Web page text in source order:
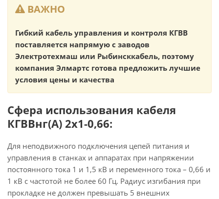
ВАЖНО
Гибкий кабель управления и контроля КГВВ
поставляется напрямую с заводов
Электротехмаш или Рыбинсккабель, поэтому
компания Элмартс готова предложить лучшие
условия цены и качества
Сфера использования кабеля
КГВВнг(А) 2х1-0,66:
Для неподвижного подключения цепей питания и
управления в станках и аппаратах при напряжении
постоянного тока 1 и 1,5 кВ и переменного тока – 0,66 и
1 кВ с частотой не более 60 Гц. Радиус изгибания при
прокладке не должен превышать 5 внешних